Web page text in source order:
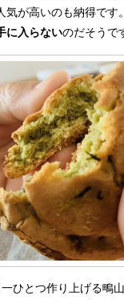
気が高いのも納得です
に入らないのだそうで
ひとつ作り上げる鴫